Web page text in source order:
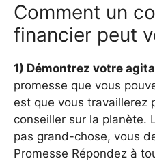
Comment un
financier peut
1) Démontrez votre
promesse que vous
est que vous travaillerez
conseiller sur la planète.
pas grand-chose, vous
Promesse Répondez à